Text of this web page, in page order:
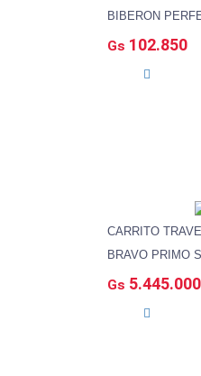
BIBERON
Gs 102.850
CARRITO
BRAVO PRIMO
Gs 5.445.000